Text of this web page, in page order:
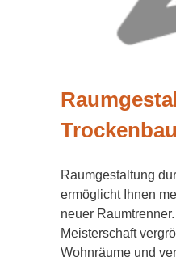
Trockenbau
Raumgestaltung
ermöglicht Ihnen
neuer
Meisterschaft
Wohnräume und